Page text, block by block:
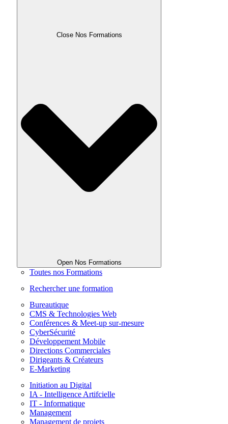
Close Nos Formations
Open Nos Formations
Toutes nos Formations
Rechercher une formation
Bureautique
CMS & Technologies Web
Conférences & Meet-up sur-mesure
CyberSécurité
Développement Mobile
Directions Commerciales
Dirigeants & Créateurs
E-Marketing
Initiation au Digital
IA - Intelligence Artifcielle
IT - Informatique
Management
Management de projets